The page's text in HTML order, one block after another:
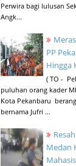
Perwira bagi lulusan
Angk...
PP
Hingga
( TO -
puluhan orang kader
Kota Pekanbaru
bernama Jufri ...
Medan